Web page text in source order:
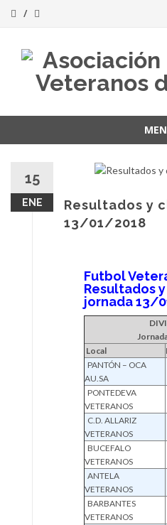
contenido
contenido
15
ENE
Resultados y
13/01/2018
Futbol
Resultados
jornada 13/
Local
PANTÓN – OCA
AU.SA
PONTEDEVA
VETERANOS
C.D. ALLARIZ
VETERANOS
BUCEFALO
VETERANOS
ANTELA
VETERANOS
BARBANTES
VETERANOS